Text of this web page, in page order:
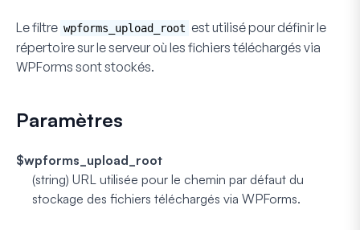
Le filtre wpforms_upload_root est utilisé pour définir le
répertoire sur le serveur où les fichiers téléchargés via
WPForms sont stockés.
Paramètres
$wpforms_upload_root
(string) URL utilisée pour le chemin par défaut du
stockage des fichiers téléchargés via WPForms.